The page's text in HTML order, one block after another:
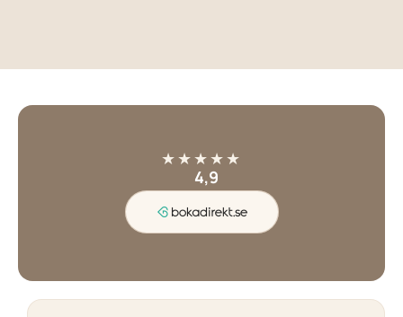
★★★★★
4,9